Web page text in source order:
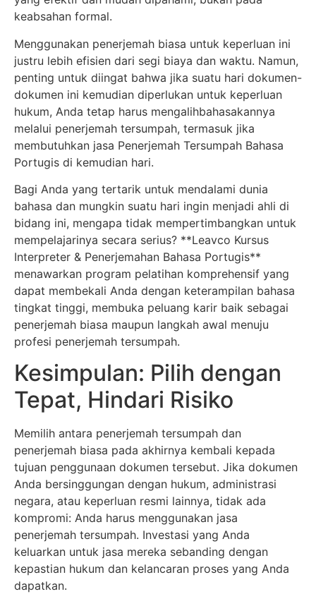
keabsahan formal.
Menggunakan penerjemah biasa untuk keperluan ini
justru lebih efisien dari segi biaya dan waktu. Namun,
penting untuk diingat bahwa jika suatu hari dokumen-
dokumen ini kemudian diperlukan untuk keperluan
hukum, Anda tetap harus mengalihbahasakannya
melalui penerjemah tersumpah, termasuk jika
membutuhkan jasa Penerjemah Tersumpah Bahasa
Portugis di kemudian hari.
Bagi Anda yang tertarik untuk mendalami dunia
bahasa dan mungkin suatu hari ingin menjadi ahli di
bidang ini, mengapa tidak mempertimbangkan untuk
mempelajarinya secara serius? **Leavco Kursus
Interpreter & Penerjemahan Bahasa Portugis**
menawarkan program pelatihan komprehensif yang
dapat membekali Anda dengan keterampilan bahasa
tingkat tinggi, membuka peluang karir baik sebagai
penerjemah biasa maupun langkah awal menuju
profesi penerjemah tersumpah.
Kesimpulan: Pilih dengan
Tepat, Hindari Risiko
Memilih antara penerjemah tersumpah dan
penerjemah biasa pada akhirnya kembali kepada
tujuan penggunaan dokumen tersebut. Jika dokumen
Anda bersinggungan dengan hukum, administrasi
negara, atau keperluan resmi lainnya, tidak ada
kompromi: Anda harus menggunakan jasa
penerjemah tersumpah. Investasi yang Anda
keluarkan untuk jasa mereka sebanding dengan
kepastian hukum dan kelancaran proses yang Anda
dapatkan.